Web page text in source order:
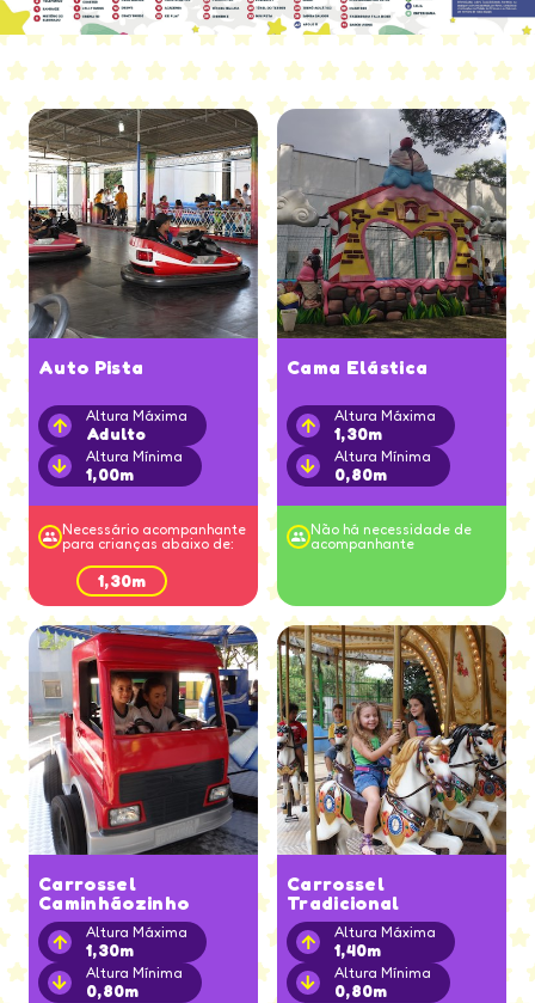
Auto Pista
Altura Máxima
Adulto
Altura Mínima
1,00m
Necessário acompanhante
para crianças abaixo de:
1,30m
Cama Elástica
Altura Máxima
1,30m
Altura Mínima
0,80m
Não há necessidade de
acompanhante
Carrossel
Caminhãozinho
Altura Máxima
1,30m
Altura Mínima
0,80m
Carrossel
Tradicional
Altura Máxima
1,40m
Altura Mínima
0,80m